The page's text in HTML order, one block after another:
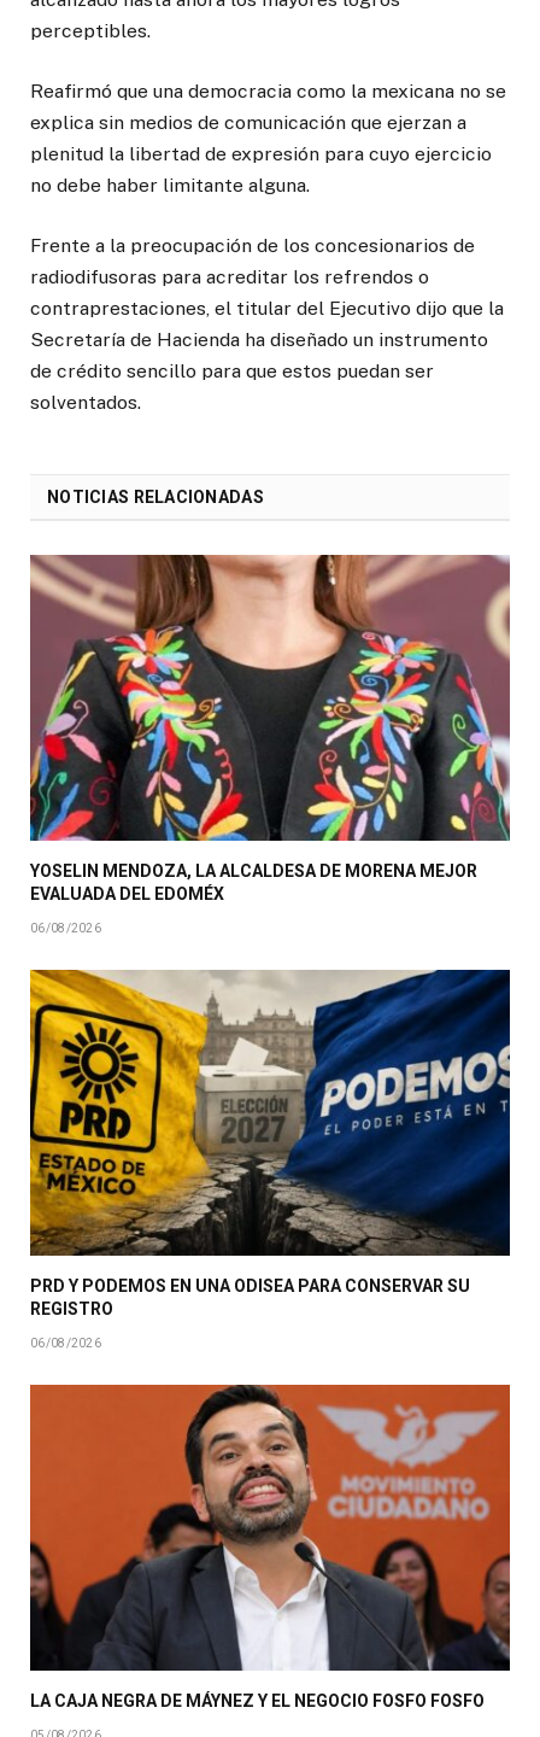
perceptibles.
Reafirmó que una democracia como la mexicana no se
explica sin medios de comunicación que ejerzan a
plenitud la libertad de expresión para cuyo ejercicio
no debe haber limitante alguna.
Frente a la preocupación de los concesionarios de
radiodifusoras para acreditar los refrendos o
contraprestaciones, el titular del Ejecutivo dijo que la
Secretaría de Hacienda ha diseñado un instrumento
de crédito sencillo para que estos puedan ser
solventados.
NOTICIAS RELACIONADAS
YOSELIN MENDOZA, LA ALCALDESA DE MORENA MEJOR
EVALUADA DEL EDOMÉX
06/08/2026
PRD Y PODEMOS EN UNA ODISEA PARA CONSERVAR SU
REGISTRO
06/08/2026
LA CAJA NEGRA DE MÁYNEZ Y EL NEGOCIO FOSFO FOSFO